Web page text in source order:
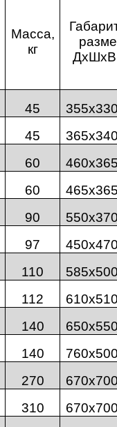
Масса,
кг
45
45
60
60
90
97
110
112
140
140
270
310